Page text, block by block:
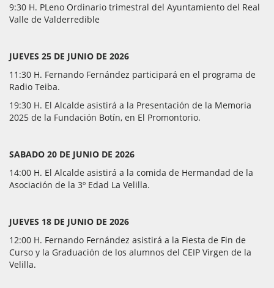
9:30 H. PLeno Ordinario trimestral del Ayuntamiento del Real
Valle de Valderredible
JUEVES 25 DE JUNIO DE 2026
11:30 H. Fernando Fernández participará en el programa de
Radio Teiba.
19:30 H. El Alcalde asistirá a la Presentación de la Memoria
2025 de la Fundación Botín, en El Promontorio.
SABADO 20 DE JUNIO DE 2026
14:00 H. El Alcalde asistirá a la comida de Hermandad de la
Asociación de la 3º Edad La Velilla.
JUEVES 18 DE JUNIO DE 2026
12:00 H. Fernando Fernández asistirá a la Fiesta de Fin de
Curso y la Graduación de los alumnos del CEIP Virgen de la
Velilla.